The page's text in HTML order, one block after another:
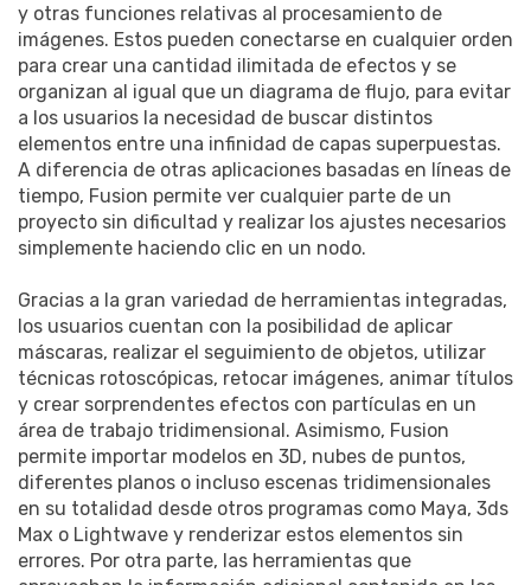
y otras funciones relativas al procesamiento de
imágenes. Estos pueden conectarse en cualquier orden
para crear una cantidad ilimitada de efectos y se
organizan al igual que un diagrama de flujo, para evitar
a los usuarios la necesidad de buscar distintos
elementos entre una infinidad de capas superpuestas.
A diferencia de otras aplicaciones basadas en líneas de
tiempo, Fusion permite ver cualquier parte de un
proyecto sin dificultad y realizar los ajustes necesarios
simplemente haciendo clic en un nodo.
Gracias a la gran variedad de herramientas integradas,
los usuarios cuentan con la posibilidad de aplicar
máscaras, realizar el seguimiento de objetos, utilizar
técnicas rotoscópicas, retocar imágenes, animar títulos
y crear sorprendentes efectos con partículas en un
área de trabajo tridimensional. Asimismo, Fusion
permite importar modelos en 3D, nubes de puntos,
diferentes planos o incluso escenas tridimensionales
en su totalidad desde otros programas como Maya, 3ds
Max o Lightwave y renderizar estos elementos sin
errores. Por otra parte, las herramientas que